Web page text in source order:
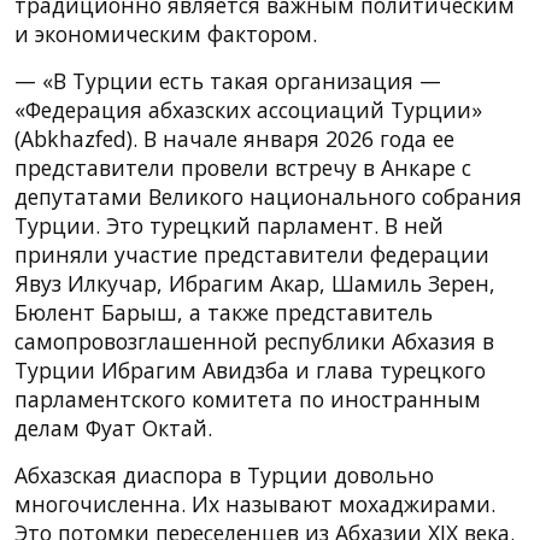
и экономическим фактором.
— «В Турции есть такая организация —
«Федерация абхазских ассоциаций Турции»
(Abkhazfed). В начале января 2026 года ее
представители провели встречу в Анкаре с
депутатами Великого национального собрания
Турции. Это турецкий парламент. В ней
приняли участие представители федерации
Явуз Илкучар, Ибрагим Акар, Шамиль Зерен,
Бюлент Барыш, а также представитель
самопровозглашенной республики Абхазия в
Турции Ибрагим Авидзба и глава турецкого
парламентского комитета по иностранным
делам Фуат Октай.
Абхазская диаспора в Турции довольно
многочисленна. Их называют мохаджирами.
Это потомки переселенцев из Абхазии XIX века.